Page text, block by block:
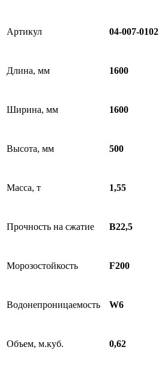
Артикул 04-007-0102
Длина, мм 1600
Ширина, мм 1600
Высота, мм 500
Масса, т 1,55
Прочность на сжатие B22,5
Морозостойкость F200
Водонепроницаемость W6
Объем, м.куб. 0,62